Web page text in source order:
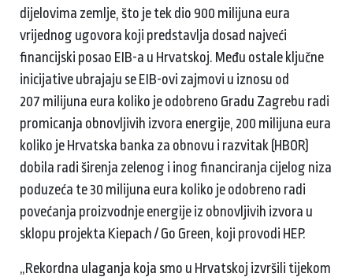
dijelovima zemlje, što je tek dio 900 milijuna eura
vrijednog ugovora koji predstavlja dosad najveći
financijski posao EIB-a u Hrvatskoj. Među ostale ključne
inicijative ubrajaju se EIB-ovi zajmovi u iznosu od
207 milijuna eura koliko je odobreno Gradu Zagrebu radi
promicanja obnovljivih izvora energije, 200 milijuna eura
koliko je Hrvatska banka za obnovu i razvitak (HBOR)
dobila radi širenja zelenog i inog financiranja cijelog niza
poduzeća te 30 milijuna eura koliko je odobreno radi
povećanja proizvodnje energije iz obnovljivih izvora u
sklopu projekta Kiepach / Go Green, koji provodi HEP.
„Rekordna ulaganja koja smo u Hrvatskoj izvršili tijekom